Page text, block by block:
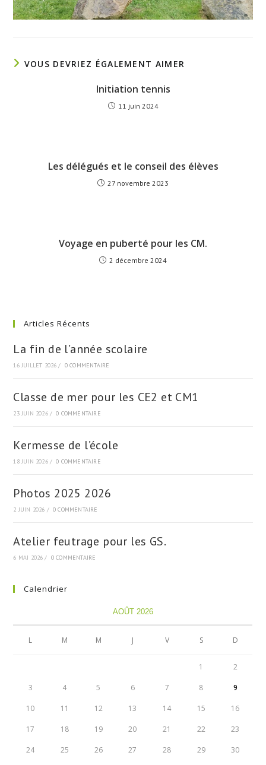
VOUS DEVRIEZ ÉGALEMENT AIMER
Initiation tennis
11 juin 2024
Les délégués et le conseil des élèves
27 novembre 2023
Voyage en puberté pour les CM.
2 décembre 2024
Articles Récents
La fin de l’année scolaire
16 JUILLET 2026 / 0 COMMENTAIRE
Classe de mer pour les CE2 et CM1
23 JUIN 2026 / 0 COMMENTAIRE
Kermesse de l’école
18 JUIN 2026 / 0 COMMENTAIRE
Photos 2025 2026
2 JUIN 2026 / 0 COMMENTAIRE
Atelier feutrage pour les GS.
6 MAI 2026 / 0 COMMENTAIRE
Calendrier
AOÛT 2026
L M M J V S D
1 2
3 4 5 6 7 8 9
10 11 12 13 14 15 16
17 18 19 20 21 22 23
24 25 26 27 28 29 30